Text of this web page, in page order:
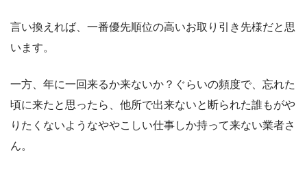
言い換えれば、一番優先順位の高いお取り引き先様だと思
います。
一方、年に一回来るか来ないか？ぐらいの頻度で、忘れた
頃に来たと思ったら、他所で出来ないと断られた誰もがや
りたくないようなややこしい仕事しか持って来ない業者さ
ん。